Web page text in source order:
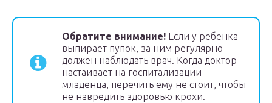
Обратите внимание! Если у ребенка
выпирает пупок, за ним регулярно
должен наблюдать врач. Когда доктор
настаивает на госпитализации
младенца, перечить ему не стоит, чтобы
не навредить здоровью крохи.